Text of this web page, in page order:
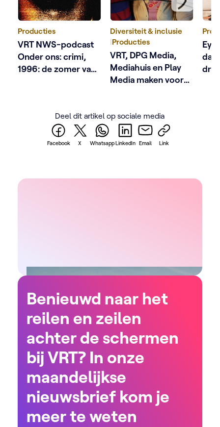
Producties
VRT NWS-podcast
Onder ons: crimi,
1996: de zomer van
Diversiteit & inclusie
|Producties
VRT, DPG Media,
Mediahuis en Play
Media maken voor
aanleiding van
Antwerp Pride
Deel dit artikel op sociale media
Facebook X WhatsappLinkedIn Email Link
Benieuwd naar het
reilen en zeilen
achter de schermen
bij VRT? In onze
maandelijkse
nieuwsbrief kom je
meer te weten